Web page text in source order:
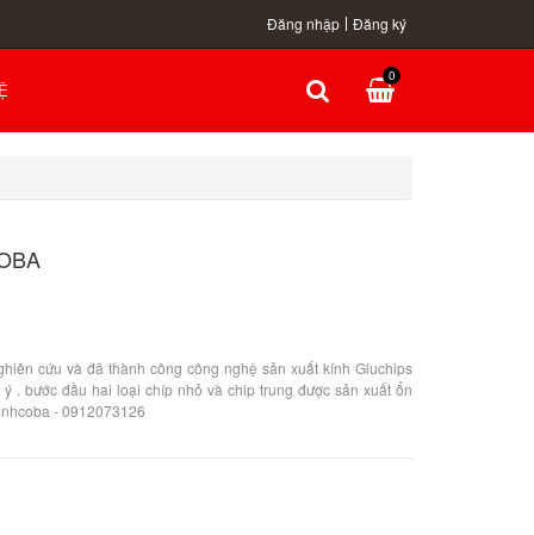
Đăng nhập Đăng ký
0
cứu và đã thành công công nghệ sản xuất kính Gluchips
. bước đầu hai loại chíp nhỏ và chip trung được sản xuất ổn
- 0912073126